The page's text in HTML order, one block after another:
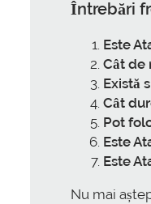
Întrebări
Este
Cât de
Există
Cât
Pot
Este
Este
Nu mai